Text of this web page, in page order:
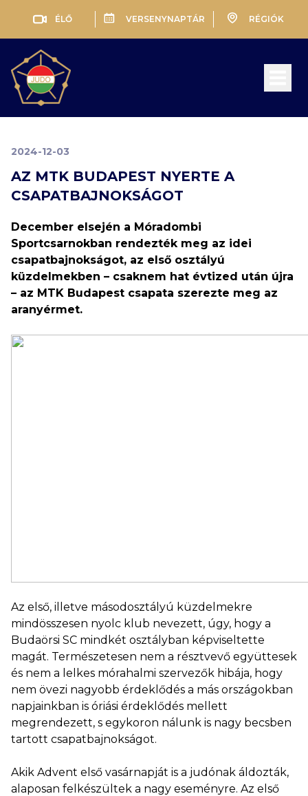
ÉLŐ VERSENYNAPTÁR RÉGIÓK
2024-12-03
AZ MTK BUDAPEST NYERTE A
CSAPATBAJNOKSÁGOT
December elsején a Móradombi
Sportcsarnokban rendezték meg az idei
csapatbajnokságot, az első osztályú
küzdelmekben – csaknem hat évtized után újra
– az MTK Budapest csapata szerezte meg az
aranyérmet.
Az első, illetve másodosztályú küzdelmekre
mindösszesen nyolc klub nevezett, úgy, hogy a
Budaörsi SC mindkét osztályban képviseltette
magát. Természetesen nem a résztvevő együttesek
és nem a lelkes mórahalmi szervezők hibája, hogy
nem övezi nagyobb érdeklődés a más országokban
napjainkban is óriási érdeklődés mellett
megrendezett, s egykoron nálunk is nagy becsben
tartott csapatbajnokságot.
Akik Advent első vasárnapját is a judónak áldozták,
alaposan felkészültek a nagy eseményre. Az első